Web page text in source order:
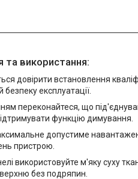
та використання:
довірити встановлення
експлуатації.
переконайтеся, що
функцію димування.
допустиме
пристрою.
використовуйте м'яку суху
без подряпин.